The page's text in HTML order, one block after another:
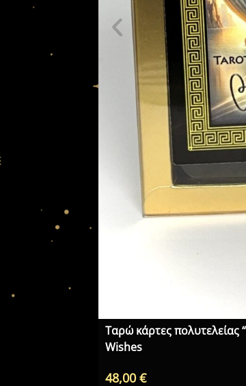
Ταρώ κάρτες πολυτελείας
Wishes
48,00€